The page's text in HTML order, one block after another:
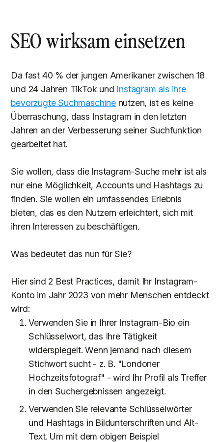
SEO wirksam einsetzen
Da fast 40 % der jungen Amerikaner zwischen 18
und 24 Jahren TikTok und Instagram als ihre
bevorzugte Suchmaschinenutzen, ist es keine
Überraschung, dass Instagram in den letzten
Jahren an der Verbesserung seiner Suchfunktion
gearbeitet hat.
Sie wollen, dass die Instagram-Suche mehr ist als
nur eine Möglichkeit, Accounts und Hashtags zu
finden. Sie wollen ein umfassendes Erlebnis
bieten, das es den Nutzern erleichtert, sich mit
ihren Interessen zu beschäftigen.
Was bedeutet das nun für Sie?
Hier sind 2 Best Practices, damit Ihr Instagram-
Konto im Jahr 2023 von mehr Menschen entdeckt
wird:
Verwenden Sie in Ihrer Instagram-Bio ein
Schlüsselwort, das Ihre Tätigkeit
widerspiegelt. Wenn jemand nach diesem
Stichwort sucht - z. B. "Londoner
Hochzeitsfotograf" - wird Ihr Profil als Treffer
in den Suchergebnissen angezeigt.
Verwenden Sie relevante Schlüsselwörter
und Hashtags in Bildunterschriften und Alt-
Text. Um mit dem obigen Beispiel